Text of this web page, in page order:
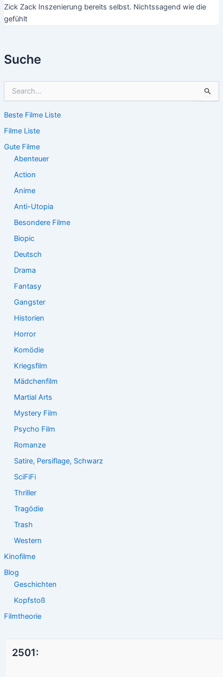
Suche
h
n
n
Beste Filme Liste
Filme Liste
Gute Filme
Abenteuer
Action
Anime
Anti-Utopia
Besondere Filme
Biopic
Deutsch
Drama
Fantasy
Gangster
Historien
Horror
Komödie
Kriegsfilm
Mädchenfilm
Martial Arts
Mystery Film
Psycho Film
Romanze
Satire, Persiflage, Schwarz
SciFiFi
Thriller
Tragödie
Trash
Western
Kinofilme
Blog
Geschichten
Kopfstoß
Filmtheorie
Zick Zack Inszenierung bereits selbst. Nichtssagend wie die
gefühlt
2501: